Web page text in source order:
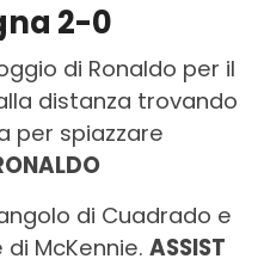
2-0
di Ronaldo per il
distanza trovando
per spiazzare
di Cuadrado e
McKennie. ASSIST